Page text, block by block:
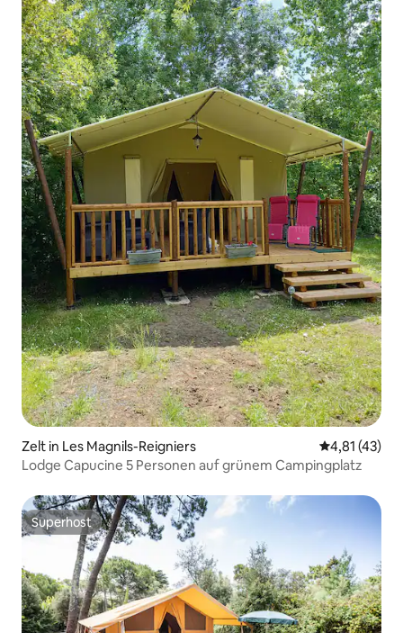
Zelt in Les Magnils-Reigniers
4,81 (43)
Lodge Capucine 5 Personen auf grünem Campingplatz
Superhost
Superhost